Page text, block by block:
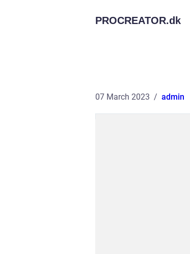
PROCREATOR.dk
07 March 2023 admin